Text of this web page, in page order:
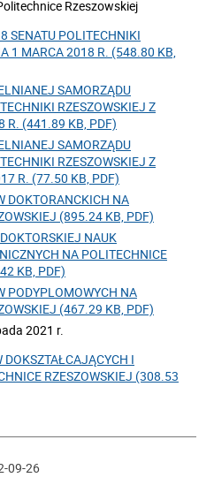
Rzeszowskiej
SENATU POLITECHNIKI
1 MARCA 2018 R. (548.80 KB,
SAMORZĄDU
RZESZOWSKIEJ Z
R. (441.89 KB, PDF)
SAMORZĄDU
RZESZOWSKIEJ Z
R. (77.50 KB, PDF)
DOKTORANCKICH NA
(895.24 KB, PDF)
NAUK
NA POLITECHNICE
KB, PDF)
PODYPLOMOWYCH NA
(467.29 KB, PDF)
2021 r.
DOKSZTAŁCAJĄCYCH I
RZESZOWSKIEJ (308.53
09-26